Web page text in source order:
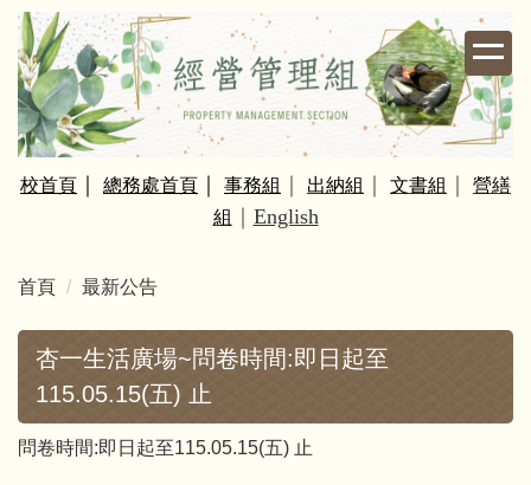
跳
到
主
要
內
容
區
校首頁 ｜ 總務處首頁 ｜ 事務組 ｜ 出納組 ｜ 文書組 ｜
營繕
組 ｜ English
首頁 最新公告
杏一生活廣場~問卷時間:即日起至
115.05.15(五) 止
問卷時間:即日起至115.05.15(五) 止